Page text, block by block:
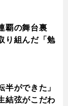
覇の舞台裏
り組んだ「勉
半ができた」
結弦がこだわ